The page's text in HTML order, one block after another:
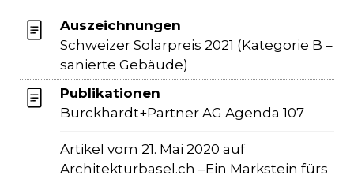
Auszeichnungen
Schweizer Solarpreis 2021 (Kategorie B –
sanierte Gebäude)
Publikationen
Burckhardt+Partner AG Agenda 107
Artikel vom 21. Mai 2020 auf
Architekturbasel.ch –Ein Markstein fürs